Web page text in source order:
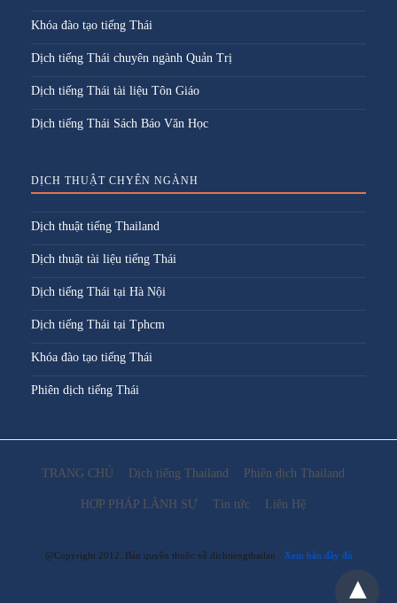
Khóa đào tạo tiếng Thái
Dịch tiếng Thái chuyên ngành Quản Trị
Dịch tiếng Thái tài liệu Tôn Giáo
Dịch tiếng Thái Sách Báo Văn Học
DỊCH THUẬT CHYÊN NGÀNH
Dịch thuật tiếng Thailand
Dịch thuật tài liệu tiếng Thái
Dịch tiếng Thái tại Hà Nội
Dịch tiếng Thái tại Tphcm
Khóa đào tạo tiếng Thái
Phiên dịch tiếng Thái
TRANG CHỦ Dịch tiếng Thailand Phiên dịch Thailand
HỢP PHÁP LÃNH SỰ Tin tức Liên Hệ
@Copyright 2012. Bản quyền thuộc về dichtiengthailan Xem bản đầy đủ